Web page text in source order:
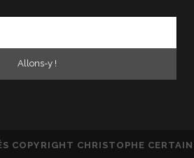
COPYRIGHT CHRISTOPHE CERTAIN